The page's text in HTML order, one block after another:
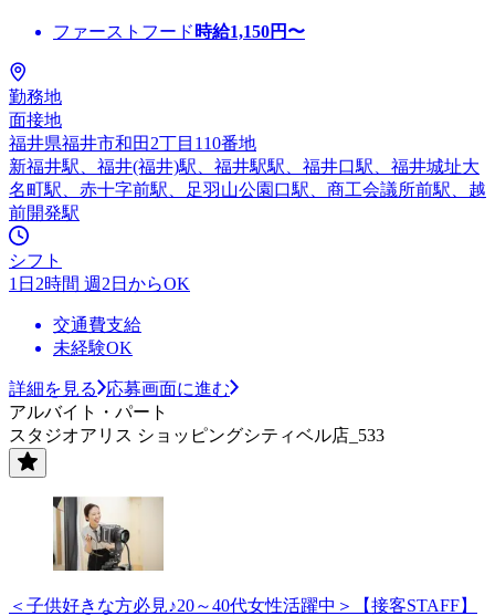
ファーストフード 時給1,150円〜
勤務地
面接地
福井県福井市和田2丁目110番地
新福井駅、福井(福井)駅、福井駅駅、福井口駅、福井城址大
名町駅、赤十字前駅、足羽山公園口駅、商工会議所前駅、越
前開発駅
シフト
1日2時間 週2日からOK
交通費支給
未経験OK
詳細を見る
応募画面に進む
アルバイト・パート
スタジオアリス ショッピングシティベル店_533
＜子供好きな方必見♪20～40代女性活躍中＞【接客STAFF】